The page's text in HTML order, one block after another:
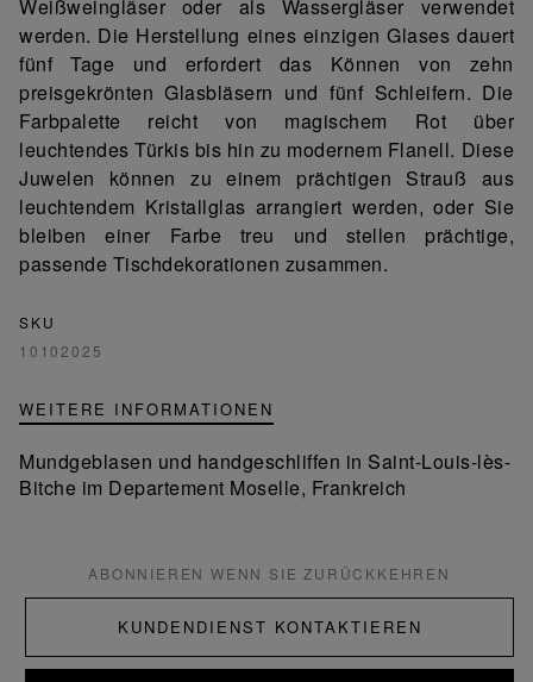
Weißweingläser oder als Wassergläser verwendet
werden. Die Herstellung eines einzigen Glases dauert
fünf Tage und erfordert das Können von zehn
preisgekrönten Glasbläsern und fünf Schleifern. Die
Farbpalette reicht von magischem Rot über
leuchtendes Türkis bis hin zu modernem Flanell. Diese
Juwelen können zu einem prächtigen Strauß aus
leuchtendem Kristallglas arrangiert werden, oder Sie
bleiben einer Farbe treu und stellen prächtige,
passende Tischdekorationen zusammen.
SKU
10102025
WEITERE INFORMATIONEN
Mundgeblasen und handgeschliffen in Saint-Louis-lès-
Bitche im Departement Moselle, Frankreich
ABONNIEREN WENN SIE ZURÜCKKEHREN
KUNDENDIENST KONTAKTIEREN